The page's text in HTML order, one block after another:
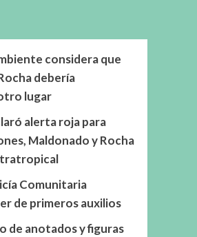
considera que
debería
lugar
alerta roja para
Maldonado y Rocha
Comunitaria
de primeros auxilios
de anotados y figuras